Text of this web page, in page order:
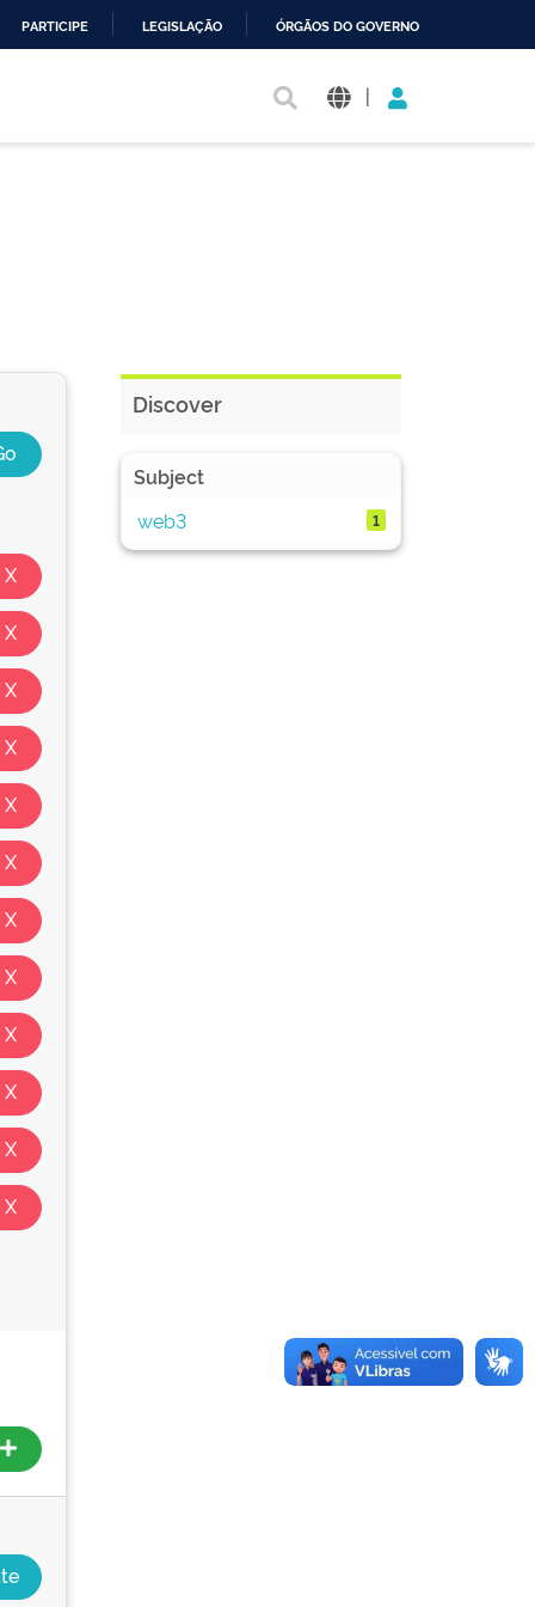
PARTICIPE LEGISLAÇÃO ÓRGÃOS DO GOVERNO
|
Discover
Subject
web3
1